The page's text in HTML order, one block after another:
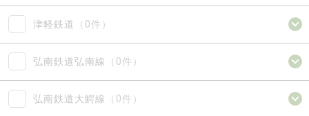
津軽鉄道 （0件）
弘南鉄道弘南線 （0件）
弘南鉄道大鰐線 （0件）